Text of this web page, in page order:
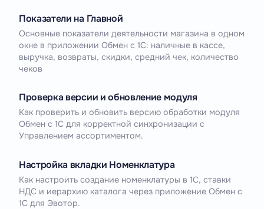
Показатели на Главной
Основные показатели деятельности магазина в одном
окне в приложении Обмен с 1С: наличные в кассе,
выручка, возвраты, скидки, средний чек, количество
чеков
Проверка версии и обновление модуля
Как проверить и обновить версию обработки модуля
Обмен с 1С для корректной синхронизации с
Управлением ассортиментом.
Настройка вкладки Номенклатура
Как настроить создание номенклатуры в 1С, ставки
НДС и иерархию каталога через приложение Обмен с
1С для Эвотор.